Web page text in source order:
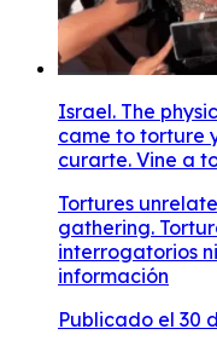
Israel. The
came to torture
curarte. Vine a
Tortures
gathering.
interrogatorios
información
Publicado el 30